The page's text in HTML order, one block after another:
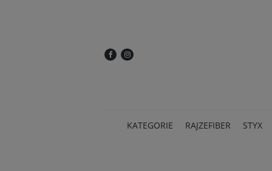
KATEGORIE RAJZEFIBER STYX